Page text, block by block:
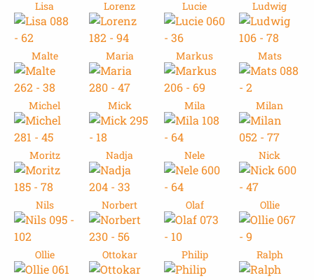
Lisa Lorenz Lucie Ludwig
Malte Maria Markus Mats
Michel Mick Mila Milan
Moritz Nadja Nele Nick
Nils Norbert Olaf Ollie
Ollie Ottokar Philip Ralph